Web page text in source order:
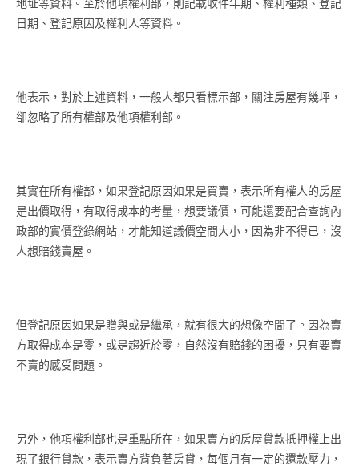
日期、登記原因及權利人等資料。
他表示，對於上述資料，一般人都只看標示部，關注房屋有幾坪，
卻忽略了所有權部及他項權利部。
其實在所有權部，如果登記原因如果是買賣，表示所有權人的房屋
是出價取得，有取得成本的考量，想要議價，可能還要配合查詢內
政部的實價登錄網站，才能知道議價空間大小，因為非不得已，沒
人想賠錢賣屋。
但登記原因如果是贈與或是繼承，就有很大的想像空間了。因為賣
方取得成本是零，或是趨近於零，自然沒有賠錢的困擾，只有要賣
不賣的感受問題。
另外，他項權利部也是重點所在，如果賣方的房屋貸款抵押權上出
現了銀行貸款，表示賣方背負著房貸，每個月有一定的還款壓力，